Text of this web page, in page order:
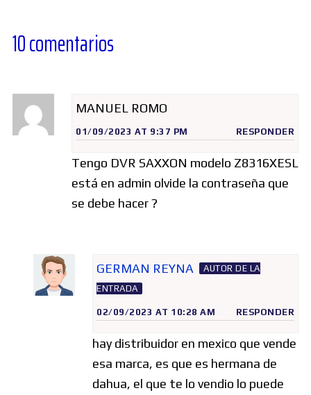
10 comentarios
MANUEL ROMO
01/09/2023 AT 9:37 PM RESPONDER
Tengo DVR SAXXON modelo Z8316XESL
está en admin olvide la contraseña que
se debe hacer ?
GERMAN REYNA
AUTOR DE LA
ENTRADA
02/09/2023 AT 10:28 AM RESPONDER
hay distribuidor en mexico que vende
esa marca, es que es hermana de
dahua, el que te lo vendio lo puede